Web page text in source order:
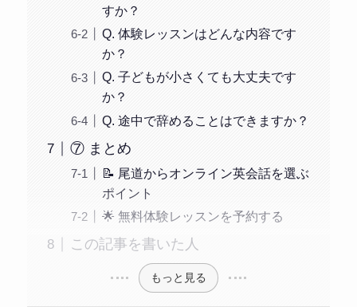
すか？
Q. 体験レッスンはどんな内容です
か？
Q. 子どもが小さくても大丈夫です
か？
Q. 途中で辞めることはできますか？
⑦ まとめ
📝 尾道からオンライン英会話を選ぶ
ポイント
🌟 無料体験レッスンを予約する
この記事を書いた人
もっと見る